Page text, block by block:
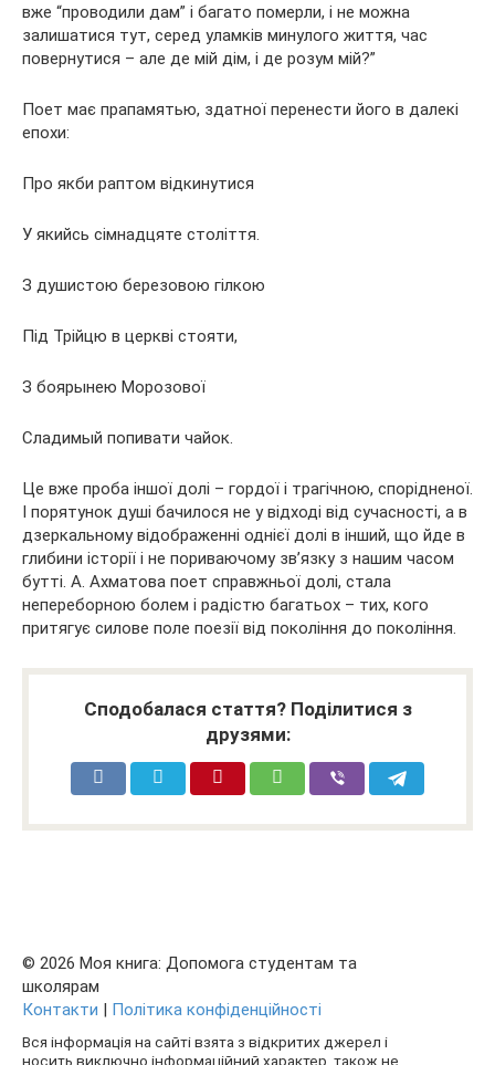
вже “проводили дам” і багато померли, і не можна
залишатися тут, серед уламків минулого життя, час
повернутися – але де мій дім, і де розум мій?”
Поет має прапамятью, здатної перенести його в далекі
епохи:
Про якби раптом відкинутися
У якийсь сімнадцяте століття.
З душистою березовою гілкою
Під Трійцю в церкві стояти,
З боярынею Морозової
Сладимый попивати чайок.
Це вже проба іншої долі – гордої і трагічною, спорідненої.
І порятунок душі бачилося не у відході від сучасності, а в
дзеркальному відображенні однієї долі в інший, що йде в
глибини історії і не пориваючому зв’язку з нашим часом
бутті. А. Ахматова поет справжньої долі, стала
непереборною болем і радістю багатьох – тих, кого
притягує силове поле поезії від покоління до покоління.
Сподобалася стаття? Поділитися з
друзями:
© 2026 Моя книга: Допомога студентам та
школярам
Контакти | Політика конфіденційності
Вся інформація на сайті взята з відкритих джерел і
носить виключно інформаційний характер, також не